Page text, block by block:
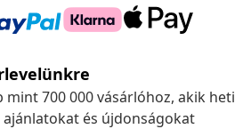
mint 700 000 vásárlóhoz, akik heti
és újdonságokat